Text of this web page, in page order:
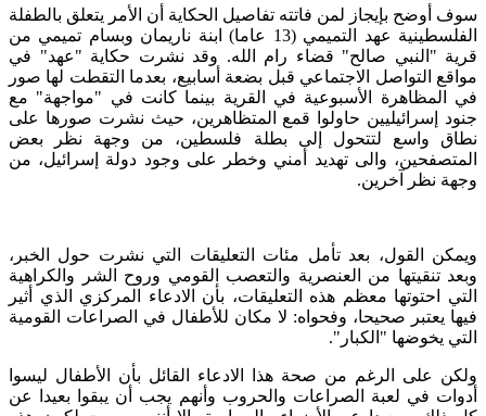
سوف أوضح بإيجاز لمن فاتته تفاصيل الحكاية أن الأمر يتعلق بالطفلة
الفلسطينية عهد التميمي (13 عاما) ابنة ناريمان وبسام تميمي من
قرية "النبي صالح" قضاء رام الله. وقد نشرت حكاية "عهد" في
مواقع التواصل الاجتماعي قبل بضعة أسابيع، بعدما التقطت لها صور
في المظاهرة الأسبوعية في القرية بينما كانت في "مواجهة" مع
جنود إسرائيليين حاولوا قمع المتظاهرين، حيث نشرت صورها على
نطاق واسع لتتحول إلى بطلة فلسطين، من وجهة نظر بعض
المتصفحين، والى تهديد أمني وخطر على وجود دولة إسرائيل، من
وجهة نظر آخرين.
ويمكن القول، بعد تأمل مئات التعليقات التي نشرت حول الخبر،
وبعد تنقيتها من العنصرية والتعصب القومي وروح الشر والكراهية
التي احتوتها معظم هذه التعليقات، بأن الادعاء المركزي الذي أثير
فيها يعتبر صحيحا، وفحواه: لا مكان للأطفال في الصراعات القومية
التي يخوضها "الكبار".
ولكن على الرغم من صحة هذا الادعاء القائل بأن الأطفال ليسوا
أدوات في لعبة الصراعات والحروب وأنهم يجب أن يبقوا بعيدا عن